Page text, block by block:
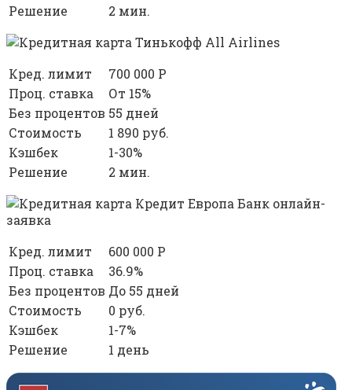
Решение
2 мин.
Кред. лимит
700 000 Р
Проц. ставка
От 15%
Без процентов 55 дней
Стоимость
1 890 руб.
Кэшбек
1-30%
Решение
2 мин.
Кред. лимит
600 000 Р
Проц. ставка
36.9%
Без процентов До 55 дней
Стоимость
0 руб.
Кэшбек
1-7%
Решение
1 день